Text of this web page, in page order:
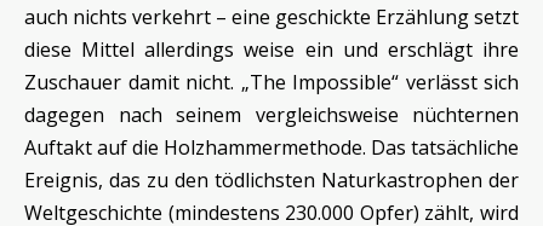
auch nichts verkehrt – eine geschickte Erzählung setzt
diese Mittel allerdings weise ein und erschlägt ihre
Zuschauer damit nicht. „The Impossible“ verlässt sich
dagegen nach seinem vergleichsweise nüchternen
Auftakt auf die Holzhammermethode. Das tatsächliche
Ereignis, das zu den tödlichsten Naturkastrophen der
Weltgeschichte (mindestens 230.000 Opfer) zählt, wird